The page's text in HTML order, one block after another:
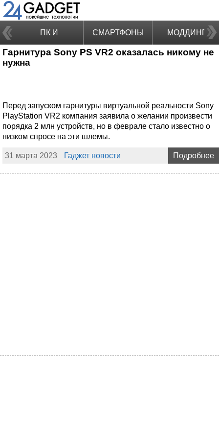
ПК И
НОУТБУКИ
СМАРТФОНЫ МОДДИНГ
Гарнитура Sony PS VR2 оказалась никому не
нужна
Перед запуском гарнитуры виртуальной реальности Sony
PlayStation VR2 компания заявила о желании произвести
порядка 2 млн устройств, но в феврале стало известно о
низком спросе на эти шлемы.
31 марта 2023 Гаджет новости Подробнее